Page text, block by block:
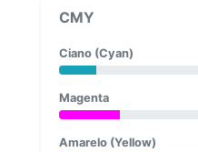
CMY
Ciano (Cyan)
Magenta
Amarelo (Yellow)